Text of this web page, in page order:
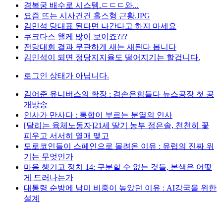
경복궁 배수로 시스템.ㄷㄷㄷ와...
요즘 뜨는 시사건건 홀스형 근황.JPG
김민석 당대표 된다면 나간다고 하지 마세요
쿠크다스 왤케 많이 보이죠???
전당대회 결과 무관하게 새는 새된다 봅니다
김민석이 되면 정당지지율도 떨어지기는 할겁니다.
로그인 상태가 아닙니다.
김어준 유니버스의 확장 : 겸손은힘들다 뉴스공장 첫 공
개방송
인사가 만사다 : 통합이 부르는 분열의 인사
[달리는 육체노동자]21세 딸기 농부 정은솔, 천천히 꽃
피우고 서서히 열매 맺고
모로코인들이 스페인으로 몰려온 이유 : 유럽의 진짜 위
기는 무엇인가
마음 챙기고 정치 14: 구분할 수 없는 것들, 본색은 어떻
게 드러나는가
대통령 순방에 남미 비중이 높았던 이유 : AI강국을 위한
설계